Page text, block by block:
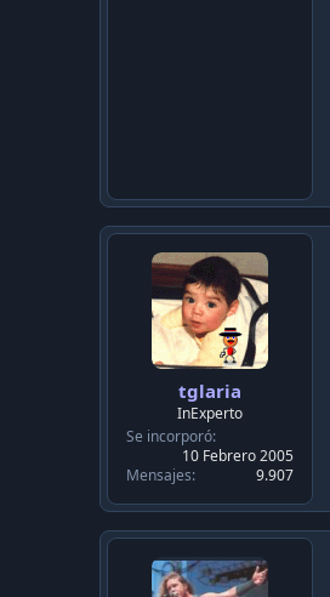
tglaria
InExperto
Se incorporó
10 Febrero 2005
Mensajes
9.907